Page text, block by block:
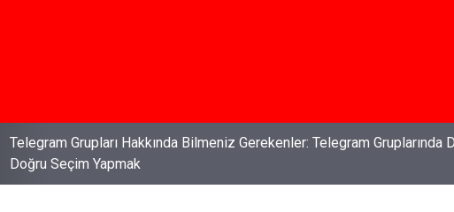
İş Davaları: Haklarınızı Bilmek ve Koruma Altına Almak